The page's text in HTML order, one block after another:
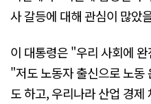
사 갈등에 대해 관심이 많았
이 대통령은 "우리 사회에
"저도 노동자 출신으로 노동
도 하고, 우리나라 산업 경